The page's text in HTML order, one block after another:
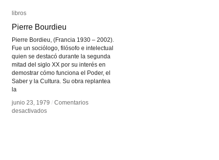
libros
Pierre Bourdieu
Pierre Bordieu, (Francia 1930 – 2002).
Fue un sociólogo, filósofo e intelectual
quien se destacó durante la segunda
mitad del siglo XX por su interés en
demostrar cómo funciona el Poder, el
Saber y la Cultura. Su obra replantea
la
junio 23, 1979 / Comentarios
desactivadosen
libros
Pierre Bourdieu
junio 23, 1979 / Comentarios
desactivadosen